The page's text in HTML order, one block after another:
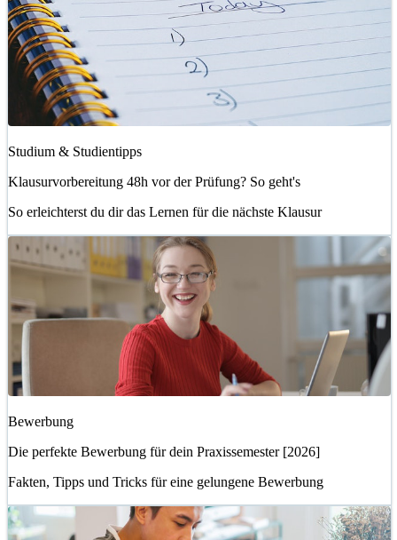
Studium & Studientipps
Klausurvorbereitung 48h vor der Prüfung? So geht's
So erleichterst du dir das Lernen für die nächste Klausur
Bewerbung
Die perfekte Bewerbung für dein Praxissemester [2026]
Fakten, Tipps und Tricks für eine gelungene Bewerbung